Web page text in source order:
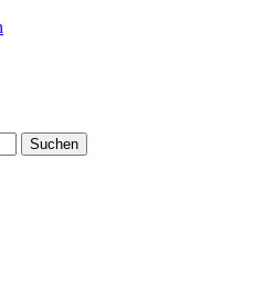
Suchen